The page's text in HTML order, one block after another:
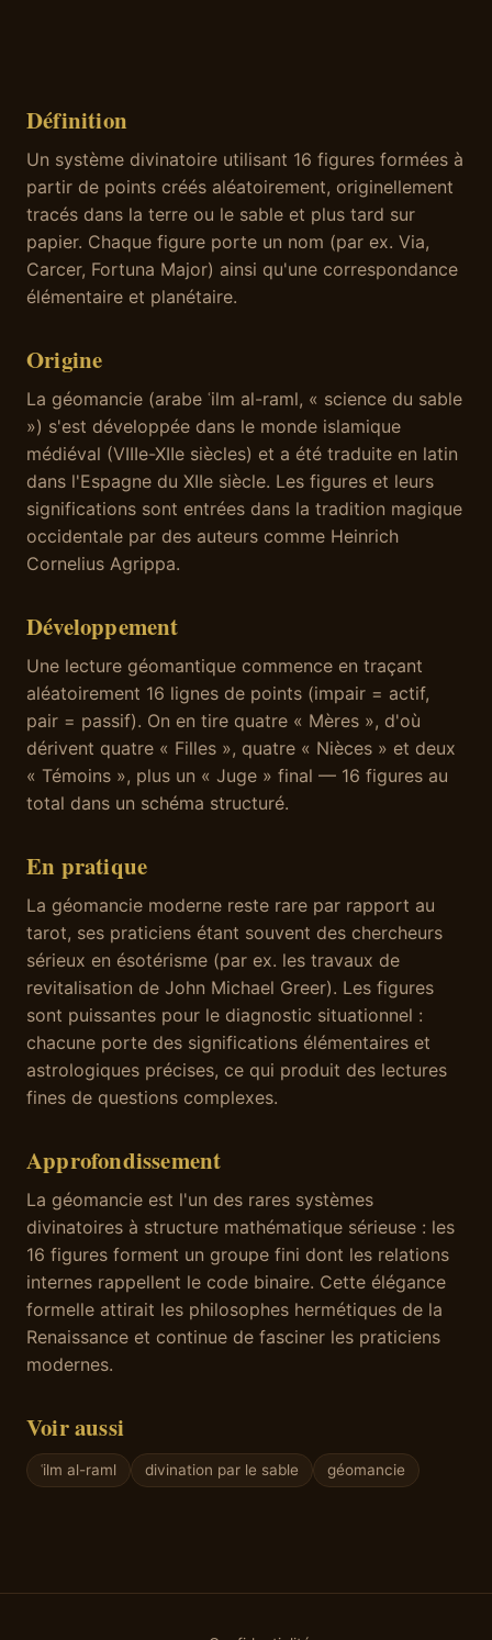
Définition
Un système divinatoire utilisant 16 figures formées à
partir de points créés aléatoirement, originellement
tracés dans la terre ou le sable et plus tard sur
papier. Chaque figure porte un nom (par ex. Via,
Carcer, Fortuna Major) ainsi qu'une correspondance
élémentaire et planétaire.
Origine
La géomancie (arabe ʿilm al-raml, « science du sable
») s'est développée dans le monde islamique
médiéval (VIIIe-XIIe siècles) et a été traduite en latin
dans l'Espagne du XIIe siècle. Les figures et leurs
significations sont entrées dans la tradition magique
occidentale par des auteurs comme Heinrich
Cornelius Agrippa.
Développement
Une lecture géomantique commence en traçant
aléatoirement 16 lignes de points (impair = actif,
pair = passif). On en tire quatre « Mères », d'où
dérivent quatre « Filles », quatre « Nièces » et deux
« Témoins », plus un « Juge » final — 16 figures au
total dans un schéma structuré.
En pratique
La géomancie moderne reste rare par rapport au
tarot, ses praticiens étant souvent des chercheurs
sérieux en ésotérisme (par ex. les travaux de
revitalisation de John Michael Greer). Les figures
sont puissantes pour le diagnostic situationnel :
chacune porte des significations élémentaires et
astrologiques précises, ce qui produit des lectures
fines de questions complexes.
Approfondissement
La géomancie est l'un des rares systèmes
divinatoires à structure mathématique sérieuse : les
16 figures forment un groupe fini dont les relations
internes rappellent le code binaire. Cette élégance
formelle attirait les philosophes hermétiques de la
Renaissance et continue de fasciner les praticiens
modernes.
Voir aussi
ʿilm al-raml divination par le sable géomancie